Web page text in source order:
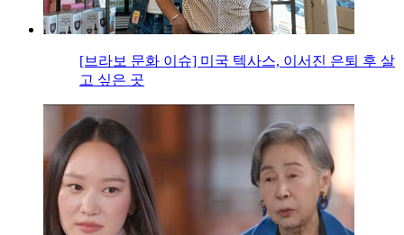
[브라보 문화 이슈] 미국 텍사스, 이서진 은퇴 후 살
고 싶은 곳